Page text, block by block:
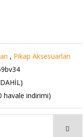
, Pikap Aksesuarları
havale indirimi)